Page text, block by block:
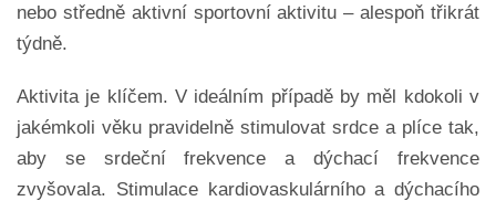
nebo středně aktivní sportovní aktivitu – alespoň třikrát
týdně.
Aktivita je klíčem. V ideálním případě by měl kdokoli v
jakémkoli věku pravidelně stimulovat srdce a plíce tak,
aby se srdeční frekvence a dýchací frekvence
zvyšovala. Stimulace kardiovaskulárního a dýchacího